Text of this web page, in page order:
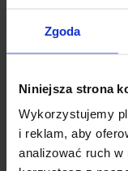
Zgoda
Niniejsza strona
Wykorzystujemy
i reklam, aby
analizować ruch
Dostępny
Agapant